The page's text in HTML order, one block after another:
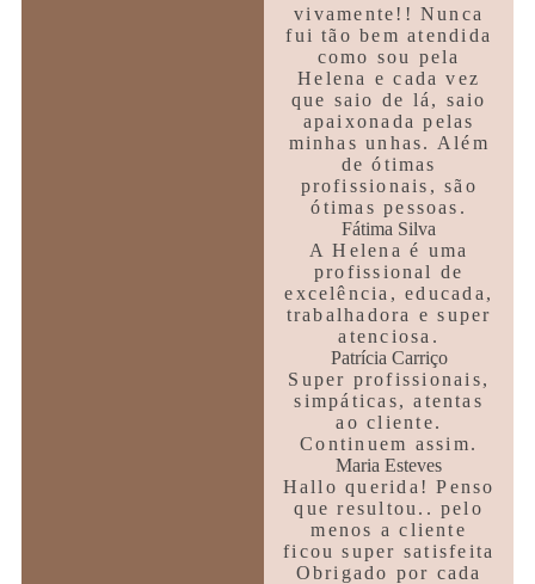
vivamente!! Nunca
fui tão bem atendida
como sou pela
Helena e cada vez
que saio de lá, saio
apaixonada pelas
minhas unhas. Além
de ótimas
profissionais, são
ótimas pessoas.
Fátima Silva
A Helena é uma
profissional de
excelência, educada,
trabalhadora e super
atenciosa.
Patrícia Carriço
Super profissionais,
simpáticas, atentas
ao cliente.
Continuem assim.
Maria Esteves
Hallo querida! Penso
que resultou.. pelo
menos a cliente
ficou super satisfeita
Obrigado por cada